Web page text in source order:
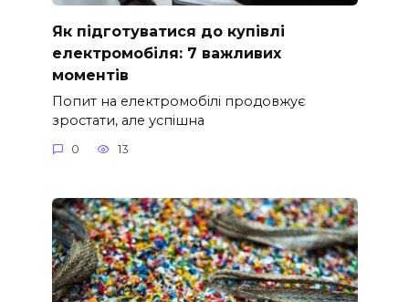
Як підготуватися до купівлі
електромобіля: 7 важливих
моментів
Попит на електромобілі продовжує
зростати, але успішна
0 13